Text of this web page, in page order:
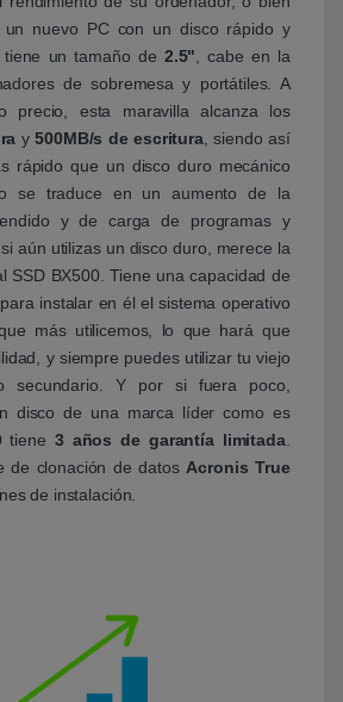
un nuevo PC con un disco rápido y
un tamaño de 2.5" , cabe en la
de sobremesa y portátiles. A
precio, esta maravilla alcanza los
y500MB/s de escritura, siendo así
rápido que un disco duro mecánico
se traduce en un aumento de la
y de carga de programas y
aún utilizas un disco duro, merece la
SSD BX500. Tiene una capacidad de
instalar en él el sistema operativo
más utilicemos, lo que hará que
y siempre puedes utilizar tu viejo
secundario. Y por si fuera poco,
disco de una marca líder como es
tiene 3 años de garantía limitada.
de clonación de datos Acronis True
de instalación.